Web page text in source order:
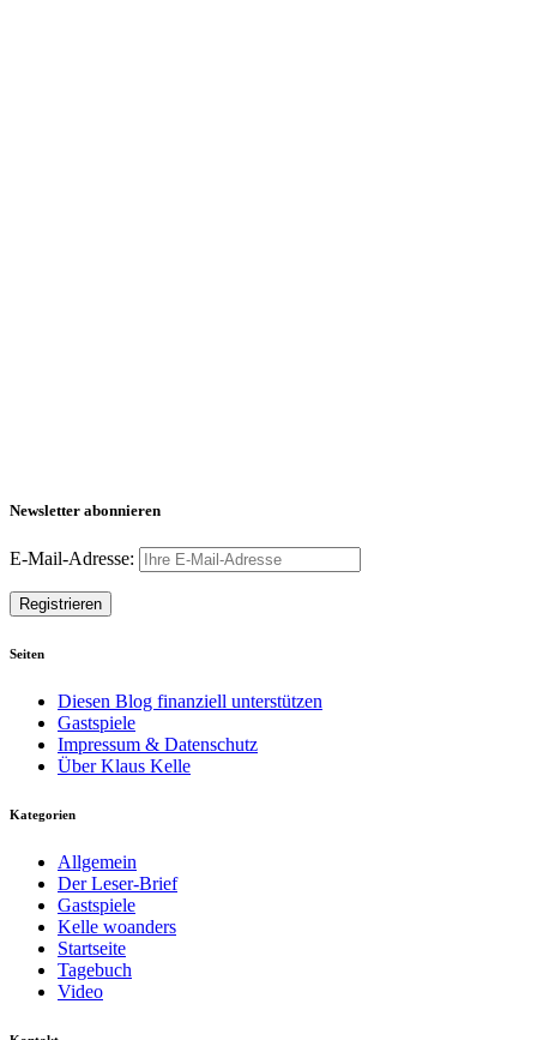
Newsletter abonnieren
E-Mail-Adresse:
Seiten
Diesen Blog finanziell unterstützen
Gastspiele
Impressum & Datenschutz
Über Klaus Kelle
Kategorien
Allgemein
Der Leser-Brief
Gastspiele
Kelle woanders
Startseite
Tagebuch
Video